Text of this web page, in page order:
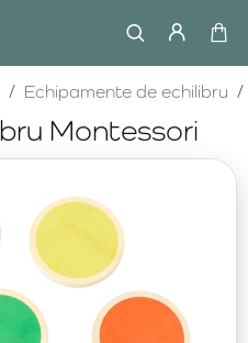
Montessori
Echipamente de echilibru